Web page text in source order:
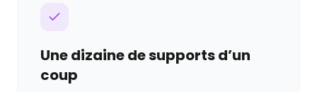
Une dizaine de supports d’un
coup